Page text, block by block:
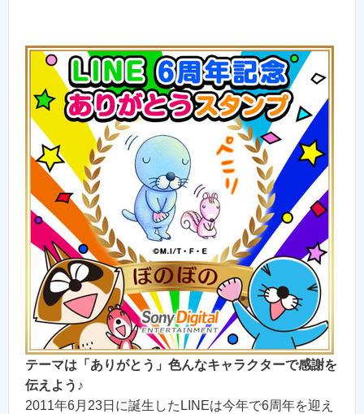
テーマは「ありがとう」色んなキャラクターで感謝を
伝えよう♪
2011年6月23日に誕生したLINEは今年で6周年を迎え